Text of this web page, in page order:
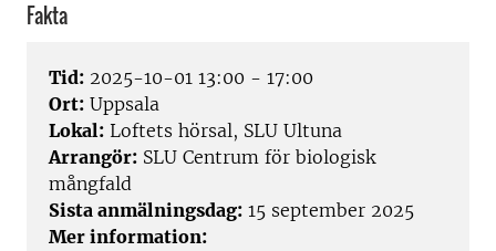
Fakta
Tid: 2025-10-01 13:00 - 17:00
Ort: Uppsala
Lokal: Loftets hörsal, SLU Ultuna
Arrangör: SLU Centrum för biologisk
mångfald
Sista anmälningsdag: 15 september 2025
Mer information: